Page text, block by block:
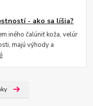
- ako sa líšia?
iného čalúniť koža, velúr
majú výhody a